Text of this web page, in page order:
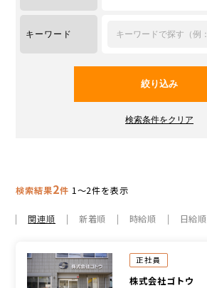
キーワード
検索結果2件 1～2件を表示
関連順 新着順 時給順 日給順
正社員
株式会社ゴトウ